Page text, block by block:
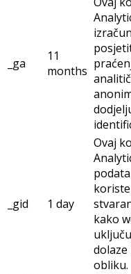
_ga
11
months
_gid 1 day
Ovaj
kako
obliku.